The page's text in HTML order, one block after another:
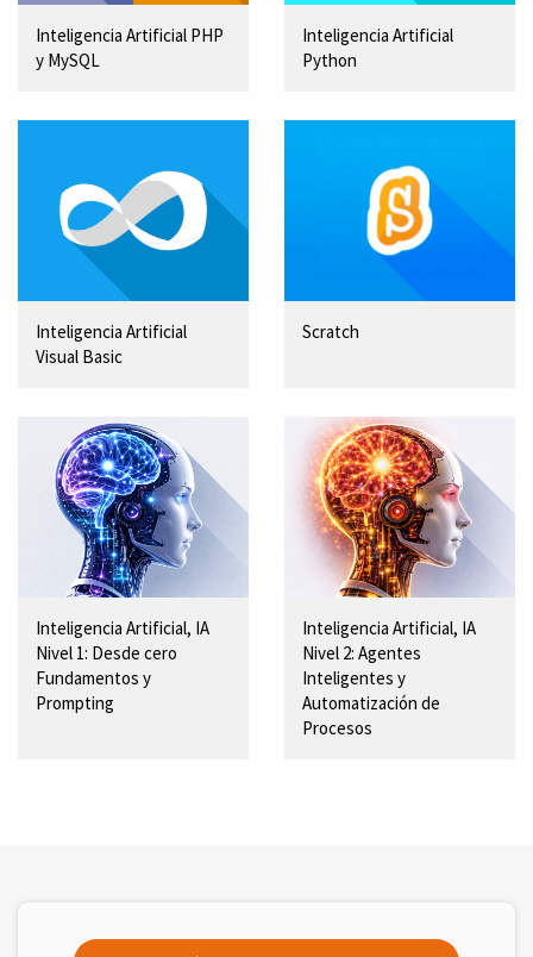
Inteligencia Artificial PHP
y MySQL
Inteligencia Artificial
Python
Inteligencia Artificial
Visual Basic
Scratch
Inteligencia Artificial, IA
Nivel 1: Desde cero
Fundamentos y
Prompting
Inteligencia Artificial, IA
Nivel 2: Agentes
Inteligentes y
Automatización de
Procesos